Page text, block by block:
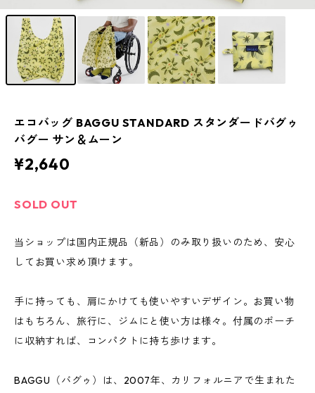
エコバッグ BAGGU STANDARD スタンダードバグゥ
バグー サン＆ムーン
¥2,640
SOLD OUT
当ショップは国内正規品（新品）のみ取り扱いのため、安心
してお買い求め頂けます。
手に持っても、肩にかけても使いやすいデザイン。お買い物
はもちろん、旅行に、ジムにと使い方は様々。付属のポーチ
に収納すれば、コンパクトに持ち歩けます。
BAGGU（バグゥ）は、2007年、カリフォルニアで生まれた